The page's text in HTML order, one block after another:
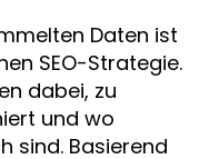
Daten ist
SEO-Strategie.
dabei, zu
und wo
sind. Basierend